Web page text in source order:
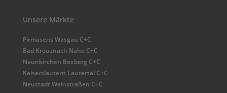
Unsere Märkte
Pirmasens Wasgau C+C
Bad Kreuznach Nahe C+C
Neunkirchen Boxberg C+C
Kaiserslautern Lautertal C+C
Neustadt Weinstraßen C+C